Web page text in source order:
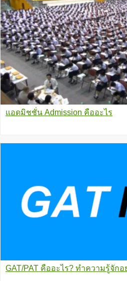
แอดมิชชั่น Admission คืออะไร
GAT/PAT คืออะไร? ทำความรู้จัก